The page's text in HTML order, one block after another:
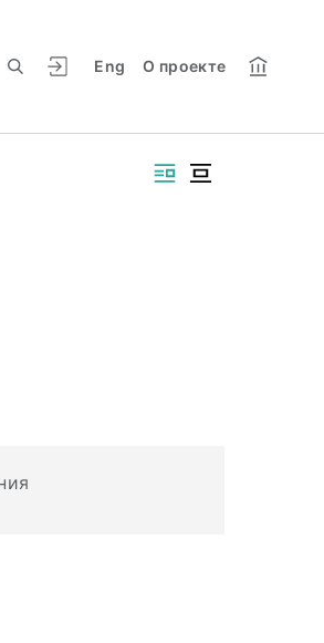
Eng О проекте